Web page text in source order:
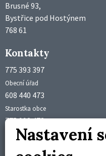
Brusné 93,
Bystřice pod Hostýnem
768 61
Kontakty
775 393 397
Obecní úřad
608 440 473
Starostka obce
775 992 473
Účetní obce
Nastavení